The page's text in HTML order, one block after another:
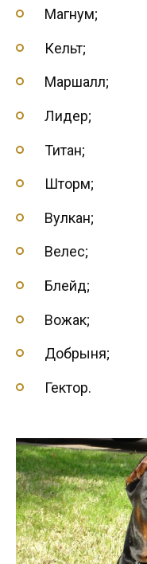
Магнум;
Кельт;
Маршалл;
Лидер;
Титан;
Шторм;
Вулкан;
Велес;
Блейд;
Вожак;
Добрыня;
Гектор.